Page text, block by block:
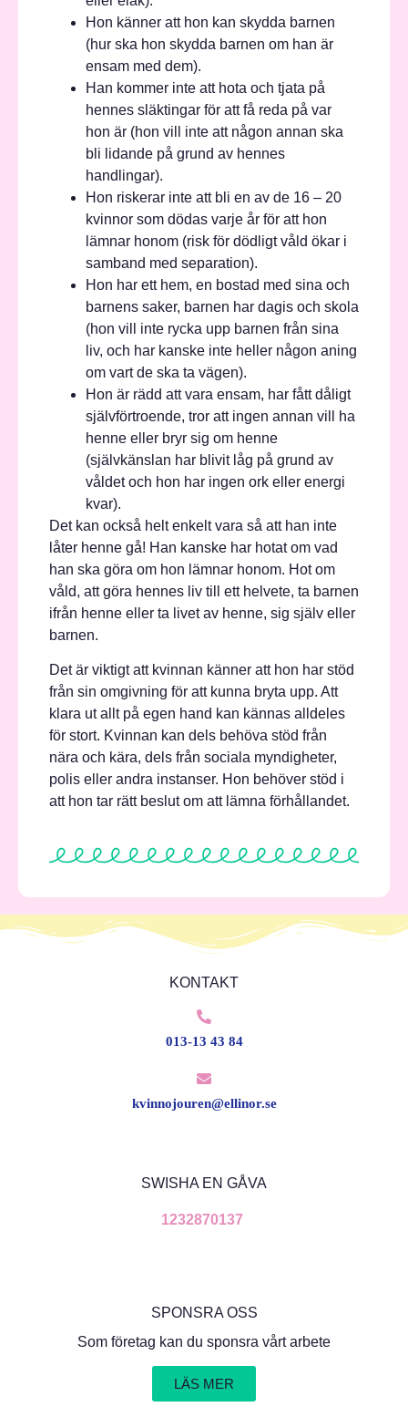
Hon känner att hon kan skydda barnen
(hur ska hon skydda barnen om han är
ensam med dem).
Han kommer inte att hota och tjata på
hennes släktingar för att få reda på var
hon är (hon vill inte att någon annan ska
bli lidande på grund av hennes
handlingar).
Hon riskerar inte att bli en av de 16 – 20
kvinnor som dödas varje år för att hon
lämnar honom (risk för dödligt våld ökar i
samband med separation).
Hon har ett hem, en bostad med sina och
barnens saker, barnen har dagis och skola
(hon vill inte rycka upp barnen från sina
liv, och har kanske inte heller någon aning
om vart de ska ta vägen).
Hon är rädd att vara ensam, har fått dåligt
självförtroende, tror att ingen annan vill ha
henne eller bryr sig om henne
(självkänslan har blivit låg på grund av
våldet och hon har ingen ork eller energi
kvar).
Det kan också helt enkelt vara så att han inte
låter henne gå! Han kanske har hotat om vad
han ska göra om hon lämnar honom. Hot om
våld, att göra hennes liv till ett helvete, ta barnen
ifrån henne eller ta livet av henne, sig själv eller
barnen.
Det är viktigt att kvinnan känner att hon har stöd
från sin omgivning för att kunna bryta upp. Att
klara ut allt på egen hand kan kännas alldeles
för stort. Kvinnan kan dels behöva stöd från
nära och kära, dels från sociala myndigheter,
polis eller andra instanser. Hon behöver stöd i
att hon tar rätt beslut om att lämna förhållandet.
KONTAKT
013-13 43 84
kvinnojouren@ellinor.se
SWISHA EN GÅVA
1232870137
SPONSRA OSS
Som företag kan du sponsra vårt arbete
LÄS MER